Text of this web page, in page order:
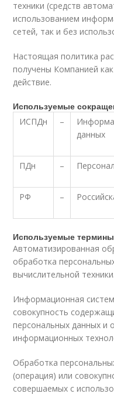
техники (средств
использованием
сетей, так и без
Настоящая политика
получены Компанией
действие.
Используемые
ИСПДн –
данных
ПДн –
РФ –
Используемые
Автоматизированная
обработка
вычислительной техники.
Информационная
совокупность
персональных данных и
информационных
Обработка
(операция) или
совершаемых с